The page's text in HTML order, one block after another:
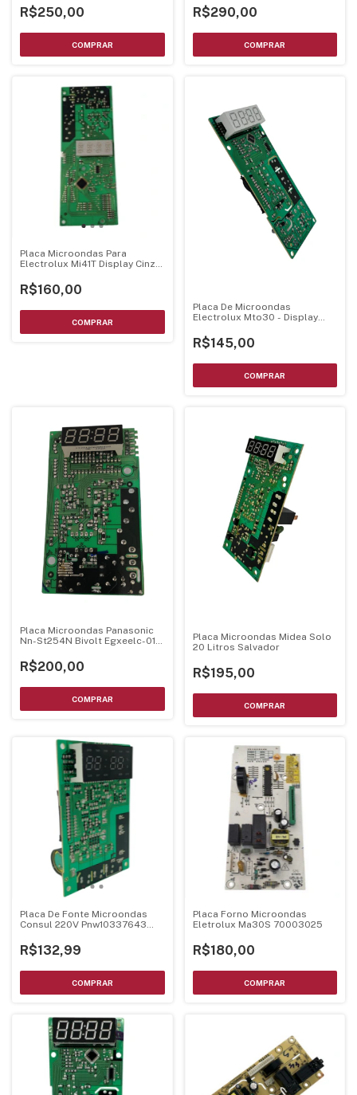
R$250,00 R$290,00
Placa Microondas Para
Electrolux Mi41T Display Cinza
R$160,00
Placa De Microondas
Electrolux Mto30 - Display
R$145,00
Placa Microondas Panasonic
Nn-St254N Bivolt Egxeelc-01-
R$200,00
Placa Microondas Midea Solo
20 Litros Salvador
R$195,00
Placa De Fonte Microondas
Consul 220V Pnw10337643
R$132,99
Placa Forno Microondas
Eletrolux Ma30S 70003025
R$180,00